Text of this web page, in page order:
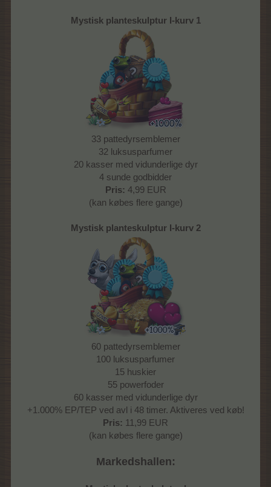
Mystisk planteskulptur I-kurv 1
33 pattedyrsemblemer
32 luksusparfumer
20 kasser med vidunderlige dyr
4 sunde godbidder
Pris: 4,99 EUR
(kan købes flere gange)
Mystisk planteskulptur I-kurv 2
60 pattedyrsemblemer
100 luksusparfumer
15 huskier
55 powerfoder
60 kasser med vidunderlige dyr
+1.000% EP/TEP ved avl i 48 timer. Aktiveres ved køb!
Pris: 11,99 EUR
(kan købes flere gange)
Markedshallen: